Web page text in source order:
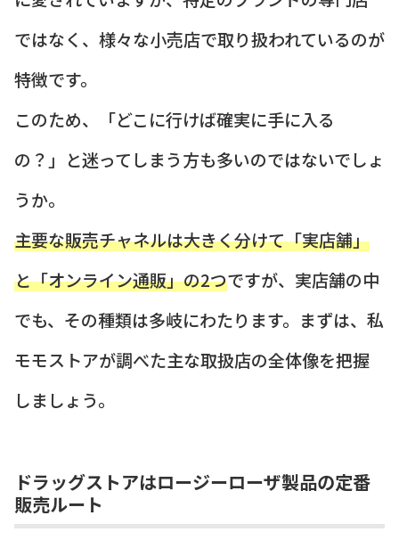
ではなく、様々な小売店で取り扱われているのが
特徴です。
このため、「どこに行けば確実に手に入る
の？」と迷ってしまう方も多いのではないでしょ
うか。
主要な販売チャネルは大きく分けて「実店舗」
と「オンライン通販」の2つですが、実店舗の中
でも、その種類は多岐にわたります。まずは、私
モモストアが調べた主な取扱店の全体像を把握
しましょう。
ドラッグストアはロージーローザ製品の定番
販売ルート